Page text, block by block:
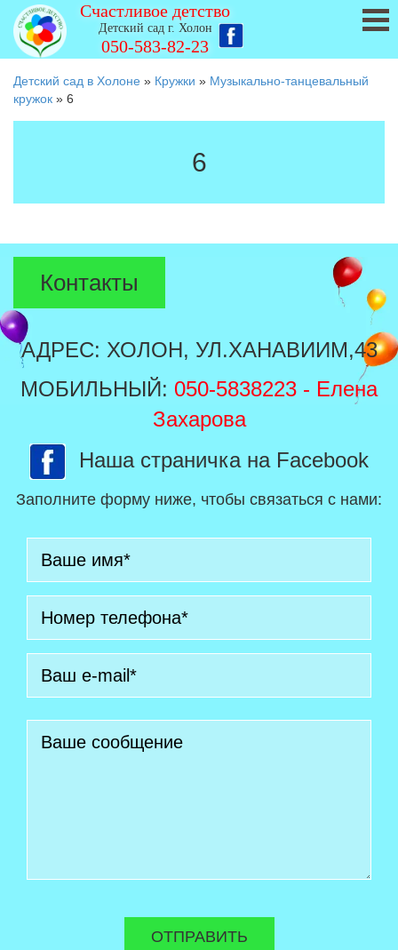
Счастливое детство
Детский сад г. Холон
050-583-82-23
Детский сад в Холоне » Кружки » Музыкально-танцевальный
кружок » 6
6
Контакты
АДРЕС: ХОЛОН, УЛ.ХАНАВИИМ,43
МОБИЛЬНЫЙ: 050-5838223 - Елена
Захарова
Наша страничка на Facebook
Заполните форму ниже, чтобы связаться с нами: